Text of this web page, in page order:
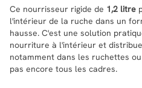
Ce nourrisseur rigide de 1,2 litre
l'intérieur de la ruche dans un
hausse. C'est une solution
nourriture à l'intérieur et
notamment dans les ruchettes
pas encore tous les cadres.